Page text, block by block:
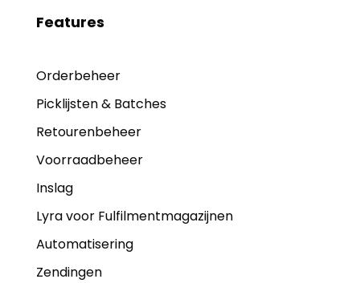
Features
Orderbeheer
Picklijsten & Batches
Retourenbeheer
Voorraadbeheer
Inslag
Lyra voor Fulfilmentmagazijnen
Automatisering
Zendingen